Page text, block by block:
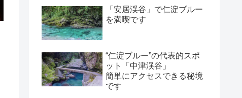
「安居渓谷」で仁淀ブルー
を満喫です
“仁淀ブルー”の代表的スポ
ット「中津渓谷」
簡単にアクセスできる秘境
です